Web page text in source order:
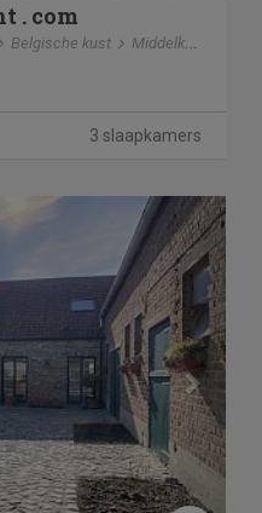
. com
Belgische kust Middelkerke bad
3 slaapkamers
Next